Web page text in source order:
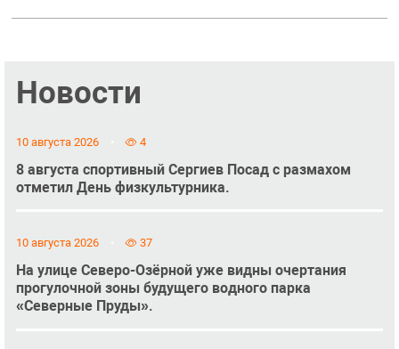
Новости
10 августа 2026 4
8 августа спортивный Сергиев Посад с размахом
отметил День физкультурника.
10 августа 2026 37
На улице Северо-Озёрной уже видны очертания
прогулочной зоны будущего водного парка
«Северные Пруды».